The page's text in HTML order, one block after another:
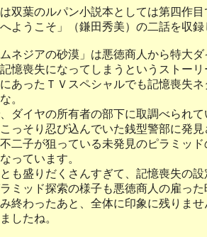
双葉のルパン小説本としては第四作
ようこそ」（鎌田秀美）の二話を収
ネジアの砂漠」は悪徳商人から特大
憶喪失になってしまうというストー
あったＴＶスペシャルでも記憶喪失
。
ダイヤの所有者の部下に取調べられ
っそり忍び込んでいた銭型警部に発
二子が狙っている未発見のピラミッ
っています。
も盛りだくさんすぎて、記憶喪失の
ミッド探索の様子も悪徳商人の雇っ
終わったあと、全体に印象に残りま
したね。